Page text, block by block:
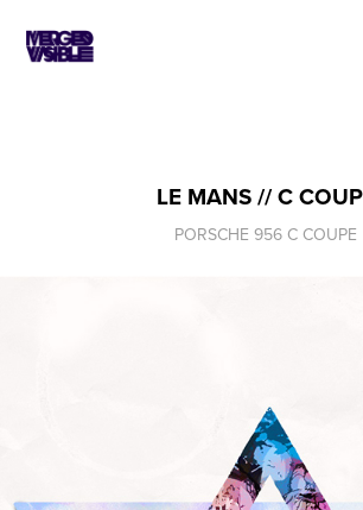
LE MANS // C
PORSCHE 956 C COUPE